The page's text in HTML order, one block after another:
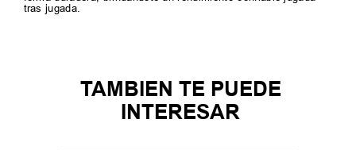
tras jugada.
TAMBIEN TE PUEDE
INTERESAR